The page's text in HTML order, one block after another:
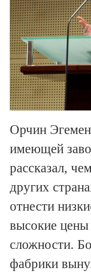
Орчин
имеющей
рассказал,
других
отнести
высокие цены
сложности.
фабрики